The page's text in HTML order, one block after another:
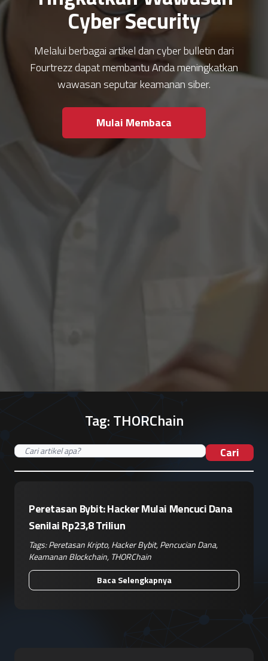
Cyber Security
Melalui berbagai artikel dan cyber bulletin dari
Fourtrezz dapat membantu Anda meningkatkan
wawasan seputar keamanan siber.
Mulai Membaca
Tag:THORChain
Cari
Peretasan Bybit: Hacker Mulai Mencuci Dana
Senilai Rp23,8 Triliun
Tags:Peretasan Kripto,Hacker Bybit,Pencucian Dana,
Keamanan Blockchain, THORChain
Baca Selengkapnya